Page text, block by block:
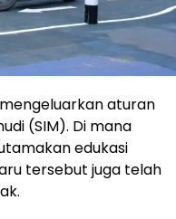
mengeluarkan aturan
(SIM). Di mana
edukasi
tersebut juga telah